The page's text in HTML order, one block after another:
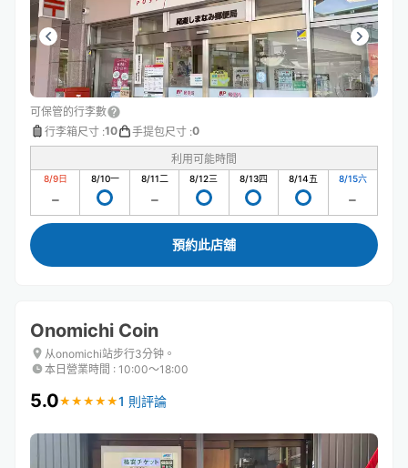
可保管的行李數
行李箱尺寸 :10 手提包尺寸 :0
利用可能時間
8/9日 8/10一 8/11二 8/12三 8/13四 8/14五 8/15六
預約此店舖
Onomichi Coin
从onomichi站步行3分钟。
本日營業時間 : 10:00〜18:00
5.0★ ★ ★ ★ ★
★ ★ ★ ★ ★1 則評論